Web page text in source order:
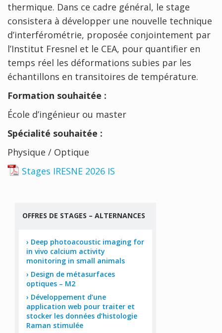
thermique. Dans ce cadre général, le stage
consistera à développer une nouvelle technique
d’interférométrie, proposée conjointement par
l’Institut Fresnel et le CEA, pour quantifier en
temps réel les déformations subies par les
échantillons en transitoires de température.
Formation souhaitée :
École d’ingénieur ou master
Spécialité souhaitée :
Physique / Optique
Stages IRESNE 2026 IS
OFFRES DE STAGES – ALTERNANCES
Deep photoacoustic imaging for
in vivo calcium activity
monitoring in small animals
Design de métasurfaces
optiques – M2
Développement d’une
application web pour traiter et
stocker les données d’histologie
Raman stimulée